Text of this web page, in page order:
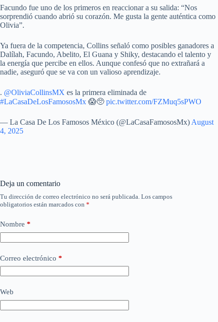
Facundo fue uno de los primeros en reaccionar a su salida: “Nos
sorprendió cuando abrió su corazón. Me gusta la gente auténtica como
Olivia”.
Ya fuera de la competencia, Collins señaló como posibles ganadores a
Dalílah, Facundo, Abelito, El Guana y Shiky, destacando el talento y
la energía que percibe en ellos. Aunque confesó que no extrañará a
nadie, aseguró que se va con un valioso aprendizaje.
. @OliviaCollinsMX es la primera eliminada de
#LaCasaDeLosFamososMx 😱🥺 pic.twitter.com/FZMuq5sPWO
— La Casa De Los Famosos México (@LaCasaFamososMx) August
4, 2025
Deja un comentario
Tu dirección de correo electrónico no será publicada. Los campos
obligatorios están marcados con *
Nombre *
Correo electrónico *
Web